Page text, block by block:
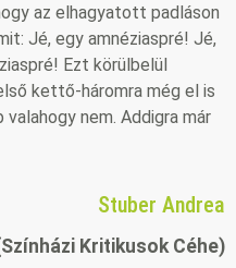
az elhagyatott padláson
Jé, egy amnéziaspré! Jé,
Ezt körülbelül
kettő-háromra még el is
nem. Addigra már
Stuber Andrea
Kritikusok Céhe)